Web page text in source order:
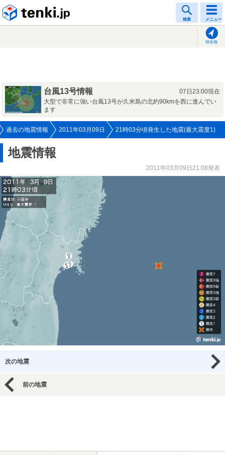
検索 メニュー
現在地
台風13号情報
07日23:00現在
大型で非常に強い台風13号が久米島の北約90kmを西に進んでい
ます
過去の地震情報 2011年03月09日 21時03分頃発生した地震(最大震度1)
地震情報
2011年03月09日21:08発表
次の地震
前の地震